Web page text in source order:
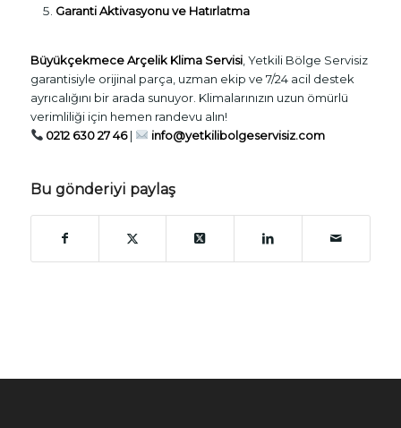
Garanti Aktivasyonu ve Hatırlatma
Büyükçekmece Arçelik Klima Servisi, Yetkili Bölge Servisiz
garantisiyle orijinal parça, uzman ekip ve 7/24 acil destek
ayrıcalığını bir arada sunuyor. Klimalarınızın uzun ömürlü
verimliliği için hemen randevu alın!
0212 630 27 46| info@yetkilibolgeservisiz.com
Bu gönderiyi paylaş